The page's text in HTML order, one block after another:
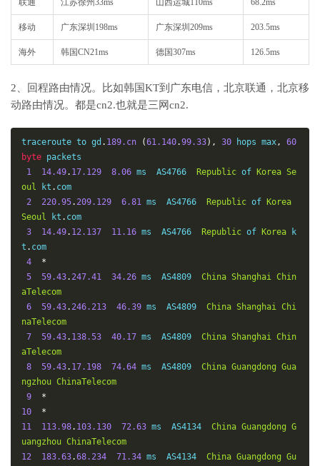
联通 江苏徐州33ms 山西运城110ms 68.2ms
移动 广东深圳198ms 广东深圳209ms 203.5ms
海外 韩国CN21ms 德国307ms 126.5ms
2、回程路由情况。比如韩国KT到广东电信，北京联通，北京移
动路由情况。都是cn2.也就是三网cn2.
traceroute to gd . 189.cn (61.140.99.33), 30 hops max,
60
byte packets
1
14.49. 17.129 8.06 ms  AS4766 Republic of Korea Se
oul kt . com
2
220.95.209.129 6.81 ms  AS4766 Republic of
Korea
Seoul kt . com
3
14.49. 12.137 11.16 ms  AS4766 Republic of Korea k
t . com
4
*
5
59.43.247.41 34.26 ms  AS4809 China Shanghai Chin
aTelecom
6
59.43.246.213 46.39 ms  AS4809 China Shanghai Chi
naTelecom
7
59.43. 138.53 40.17 ms  AS4809 China Shanghai Chin
aTelecom
8
59.43. 17.198 74.64 ms  AS4809 China Guangdong Gua
ngzhou ChinaTelecom
9
*
10
*
11
113.98. 103.130 72.63 ms  AS4134 China Guangdong G
uangzhou ChinaTelecom
12
183.63.68.234 71.34 ms  AS4134 China Guangdong Gu